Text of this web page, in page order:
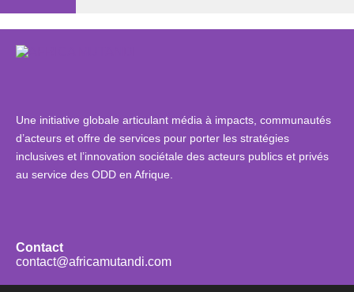
Une initiative globale articulant média à impacts, communautés
d’acteurs et offre de services pour porter les stratégies
inclusives et l’innovation sociétale des acteurs publics et privés
au service des ODD en Afrique.
Contact
contact@africamutandi.com